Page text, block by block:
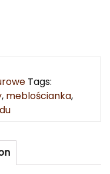
Tags:
, meblościanka,